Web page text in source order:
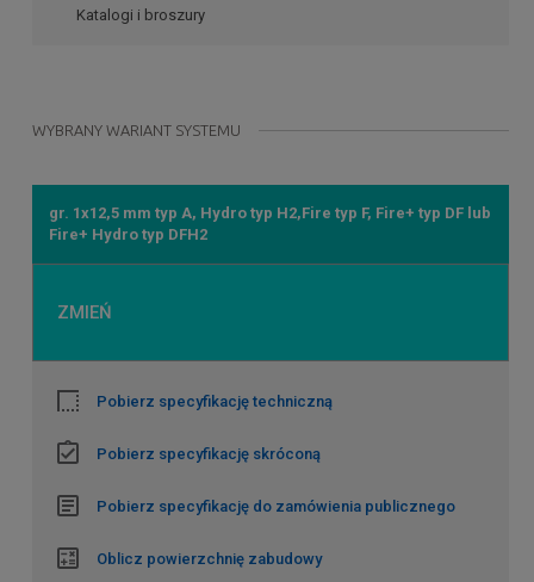
Katalogi i broszury
WYBRANY WARIANT SYSTEMU
gr. 1x12,5 mm typ A, Hydro typ H2,Fire typ F, Fire+ typ DF lub
Fire+ Hydro typ DFH2
ZMIEŃ
Pobierz specyfikację techniczną
Pobierz specyfikację skróconą
Pobierz specyfikację do zamówienia publicznego
Oblicz powierzchnię zabudowy